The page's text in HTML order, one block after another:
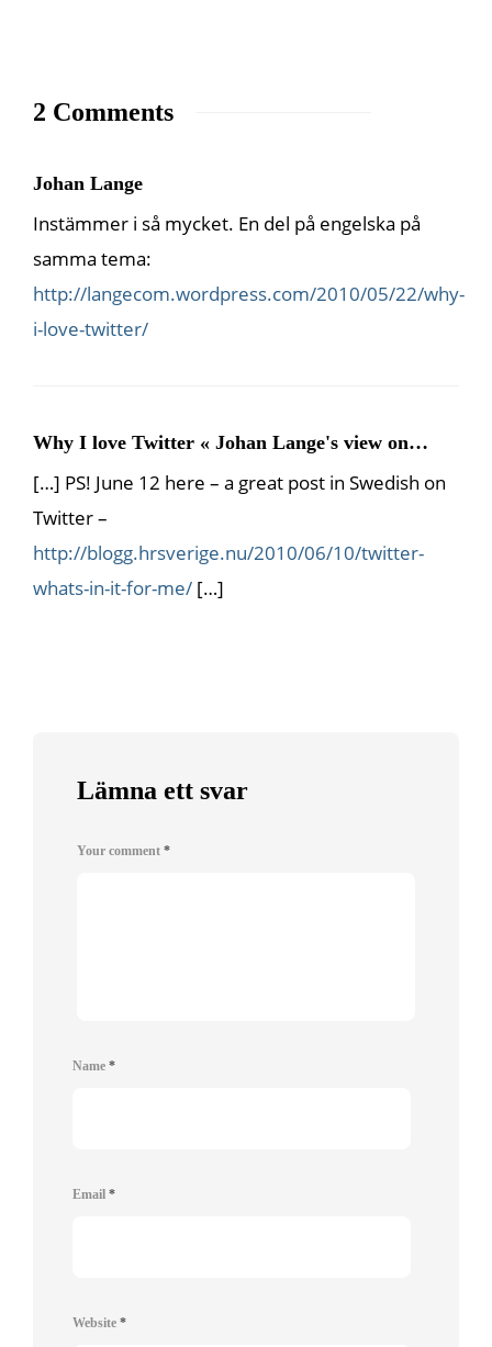
2 Comments
Johan Lange
Instämmer i så mycket. En del på engelska på
samma tema:
http://langecom.wordpress.com/2010/05/22/why-
i-love-twitter/
Why I love Twitter « Johan Lange's view on…
[…] PS! June 12 here – a great post in Swedish on
Twitter –
http://blogg.hrsverige.nu/2010/06/10/twitter-
whats-in-it-for-me/ […]
Lämna ett svar
Your comment *
Name *
Email *
Website *